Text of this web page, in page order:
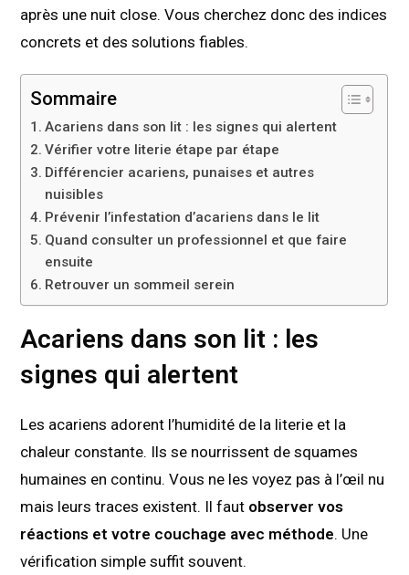
après une nuit close. Vous cherchez donc des indices
concrets et des solutions fiables.
Sommaire
Acariens dans son lit : les signes qui alertent
Vérifier votre literie étape par étape
Différencier acariens, punaises et autres
nuisibles
Prévenir l’infestation d’acariens dans le lit
Quand consulter un professionnel et que faire
ensuite
Retrouver un sommeil serein
Acariens dans son lit : les
signes qui alertent
Les acariens adorent l’humidité de la literie et la
chaleur constante. Ils se nourrissent de squames
humaines en continu. Vous ne les voyez pas à l’œil nu
mais leurs traces existent. Il faut observer vos
réactions et votre couchage avec méthode. Une
vérification simple suffit souvent.